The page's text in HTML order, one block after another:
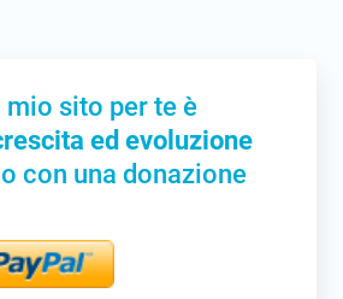
mio sito per te è
ed evoluzione
con una donazione